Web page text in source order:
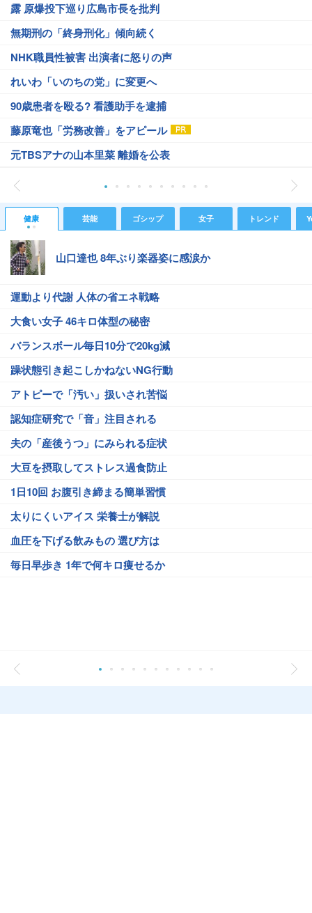
露 原爆投下巡り広島市長を批判
無期刑の「終身刑化」傾向続く
NHK職員性被害 出演者に怒りの声
れいわ「いのちの党」に変更へ
90歳患者を殴る? 看護助手を逮捕
藤原竜也「労務改善」をアピール
元TBSアナの山本里菜 離婚を公表
健康 芸能 ゴシップ 女子 トレンド
山口達也 8年ぶり楽器姿に感涙か
運動より代謝 人体の省エネ戦略
大食い女子 46キロ体型の秘密
バランスボール毎日10分で20kg減
躁状態引き起こしかねないNG行動
アトピーで「汚い」扱いされ苦悩
認知症研究で「音」注目される
夫の「産後うつ」にみられる症状
大豆を摂取してストレス過食防止
1日10回 お腹引き締まる簡単習慣
太りにくいアイス 栄養士が解説
血圧を下げる飲みもの 選び方は
毎日早歩き 1年で何キロ痩せるか